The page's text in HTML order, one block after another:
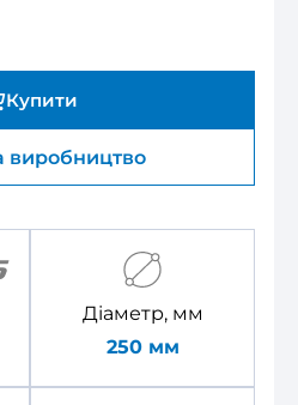
Купити
виробництво
Діаметр, мм
250мм